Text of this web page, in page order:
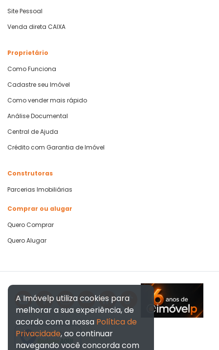
Site Pessoal
Venda direta CAIXA
Proprietário
Como Funciona
Cadastre seu Imóvel
Como vender mais rápido
Análise Documental
Central de Ajuda
Crédito com Garantia de Imóvel
Construtoras
Parcerias Imobiliárias
Comprar ou alugar
Quero Comprar
Quero Alugar
Verificada por
A Imóvelp utiliza cookies para
melhorar a sua experiência, de
acordo com a nossa Política de
Privacidade, ao continuar
navegando você concorda com